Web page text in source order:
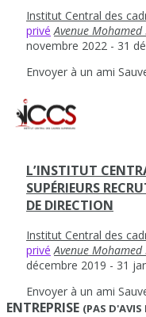
Institut Central des
privé Avenue Mohamed
novembre 2022 - 31
Envoyer à un ami
L’INSTITUT
SUPÉRIEURS
DE DIRECTION
Institut Central des
privé Avenue Mohamed
décembre 2019 - 31
Envoyer à un ami
ENTREPRISE (PAS